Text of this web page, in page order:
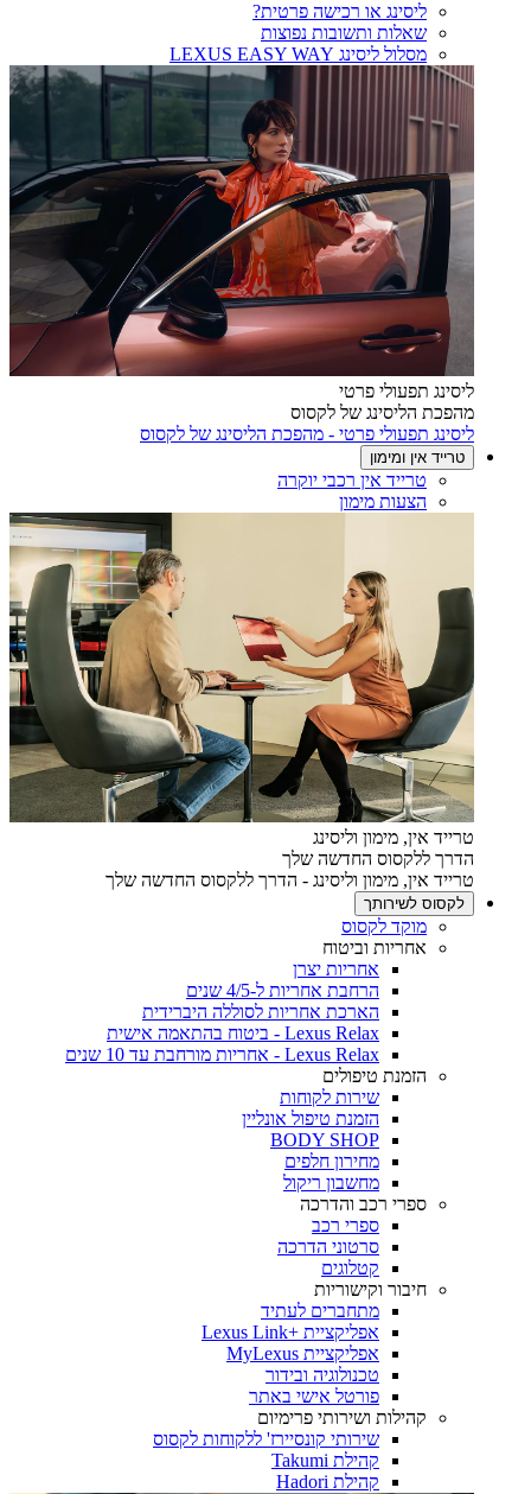
ליסינג או רכישה פרטית?
שאלות ותשובות נפוצות
מסלול ליסינג LEXUS EASY WAY
ליסינג תפעולי פרטי
מהפכת הליסינג של לקסוס
ליסינג תפעולי פרטי - מהפכת הליסינג של לקסוס
טרייד אין ומימון
טרייד אין רכבי יוקרה
הצעות מימון
טרייד אין, מימון וליסינג
הדרך ללקסוס החדשה שלך
טרייד אין, מימון וליסינג - הדרך ללקסוס החדשה שלך
לקסוס לשירותך
מוקד לקסוס
אחריות וביטוח
אחריות יצרן
הרחבת אחריות ל-4/5 שנים
הארכת אחריות לסוללה היברידית
Lexus Relax - ביטוח בהתאמה אישית
Lexus Relax - אחריות מורחבת עד 10 שנים
הזמנת טיפולים
שירות לקוחות
הזמנת טיפול אונליין
BODY SHOP
מחירון חלפים
מחשבון ריקול
ספרי רכב והדרכה
ספרי רכב
סרטוני הדרכה
קטלוגים
חיבור וקישוריות
מתחברים לעתיד
אפליקציית +Lexus Link
אפליקציית MyLexus
טכנולוגיה ובידור
פורטל אישי באתר
קהילות ושירותי פרימיום
שירותי קונסיירז' ללקוחות לקסוס
קהילת Takumi
קהילת Hadori